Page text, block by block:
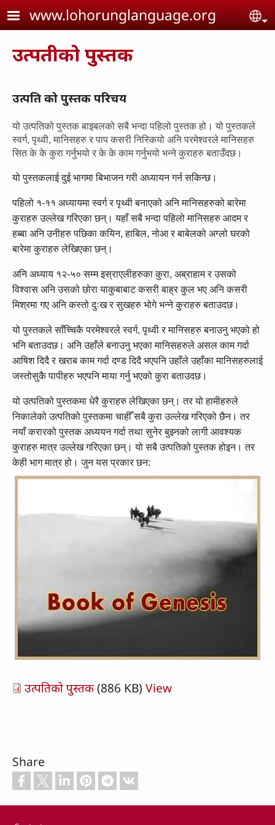
Skip to main content
www.lohorunglanguage.org
उत्पतीको पुस्तक
उत्पति को पुस्तक परिचय
यो उत्‍पतिको पुस्‍तक बाइबलको सबै भन्‍दा पहिलो पुस्‍तक हो। यो पुस्‍तकले
स्‍वर्ग, पृथ्‍वी, मानिसहरु र पाप कसरी निस्‍कियो अनि परमेश्‍वरले मानिसहरु
सित के के कुरा गर्नुभयो र के के काम गर्नुभयो भन्‍ने कुराहरु बताउँदछ।
यो पुस्‍तकलाई दुई भागमा बिभाजन गरी अध्‍यायन गर्न सकिन्‍छ।
पहिलो १-११ अध्‍यायमा स्‍वर्ग र पृथ्‍वी बनाएको अनि मानिसहरुको बारेमा
कुराहरु उल्‍लेख गरिएका छन्‌। यहाँ सबै भन्‍दा पहिलो मानिसहरु आदम र
हब्‍बा अनि उनीहरु पछिका कयिन, हाबिल, नोआ र बाबेलको अग्‍लो घरको
बारेमा कुराहरु लेखिएका छन्‌।
अनि अध्‍याय १२-५० सम्‍म इस्राएलीहरुका कुरा, अब्राहाम र उसको
विश्‍वास अनि उसको छोरा याकुबाबाट कसरी बाह्र कुल भए अनि कसरी
मिश्रमा गए अनि कस्‍तो दुःख र सुखहरु भोगे भन्‍ने कुराहरु बताउदछ।
यो पुस्‍तकले साँच्‍चिकै परमेश्‍वरले स्‍वर्ग, पृथ्‍वी र मानिसहरु बनाउनु भएको हो
भनि बताउदछ। अनि उहाँले बनाउनु भएका मानिसहरुले असल काम गर्दा
आषिश दिदै र खराब काम गर्दा दण्‍ड दिदै भएपनि उहाँले उहाँका मानिसहरुलाई
जस्‍तोसुकै पापीहरु भएपनि माया गर्नु भएको कुरा बताउदछ।
यो उत्‍पतिको पुस्‍तकमा धेरै कुराहरु लेखिएका छन्‌। तर यो हामीहरुले
निकालेको उत्‍पतिको पुस्‍तकमा चाहीँ सबै कुरा उल्‍लेख गरिएको छैन। तर
नयाँ करारको पुस्‍तक अध्‍ययन गर्दा तथा सुनेर बुझ्नको लागी आवश्‍यक
कुराहरु मात्र उल्‍लेख गरिएका छन्‌। यो सबै उत्‍पतिको पुस्‍तक होइन। तर
केही भाग मात्र हो। जुन यस प्रकार छन:
उत्पतिको पुस्तक(886 KB) View
Share